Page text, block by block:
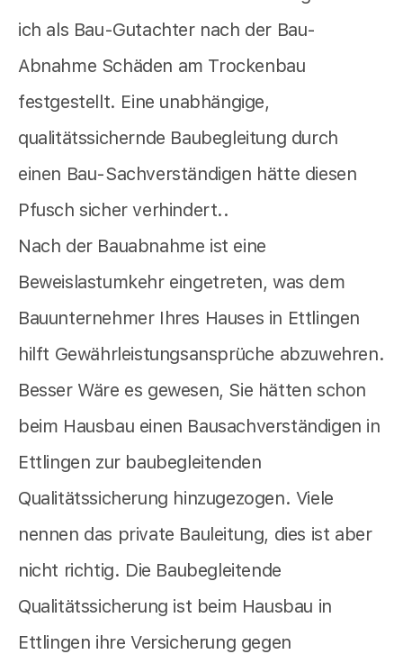
ich als Bau-Gutachter nach der Bau-
Abnahme Schäden am Trockenbau
festgestellt. Eine unabhängige,
qualitätssichernde Baubegleitung durch
einen Bau-Sachverständigen hätte diesen
Pfusch sicher verhindert..
Nach der Bauabnahme ist eine
Beweislastumkehr eingetreten, was dem
Bauunternehmer Ihres Hauses in Ettlingen
hilft Gewährleistungsansprüche abzuwehren.
Besser Wäre es gewesen, Sie hätten schon
beim Hausbau einen Bausachverständigen in
Ettlingen zur baubegleitenden
Qualitätssicherung hinzugezogen. Viele
nennen das private Bauleitung, dies ist aber
nicht richtig. Die Baubegleitende
Qualitätssicherung ist beim Hausbau in
Ettlingen ihre Versicherung gegen